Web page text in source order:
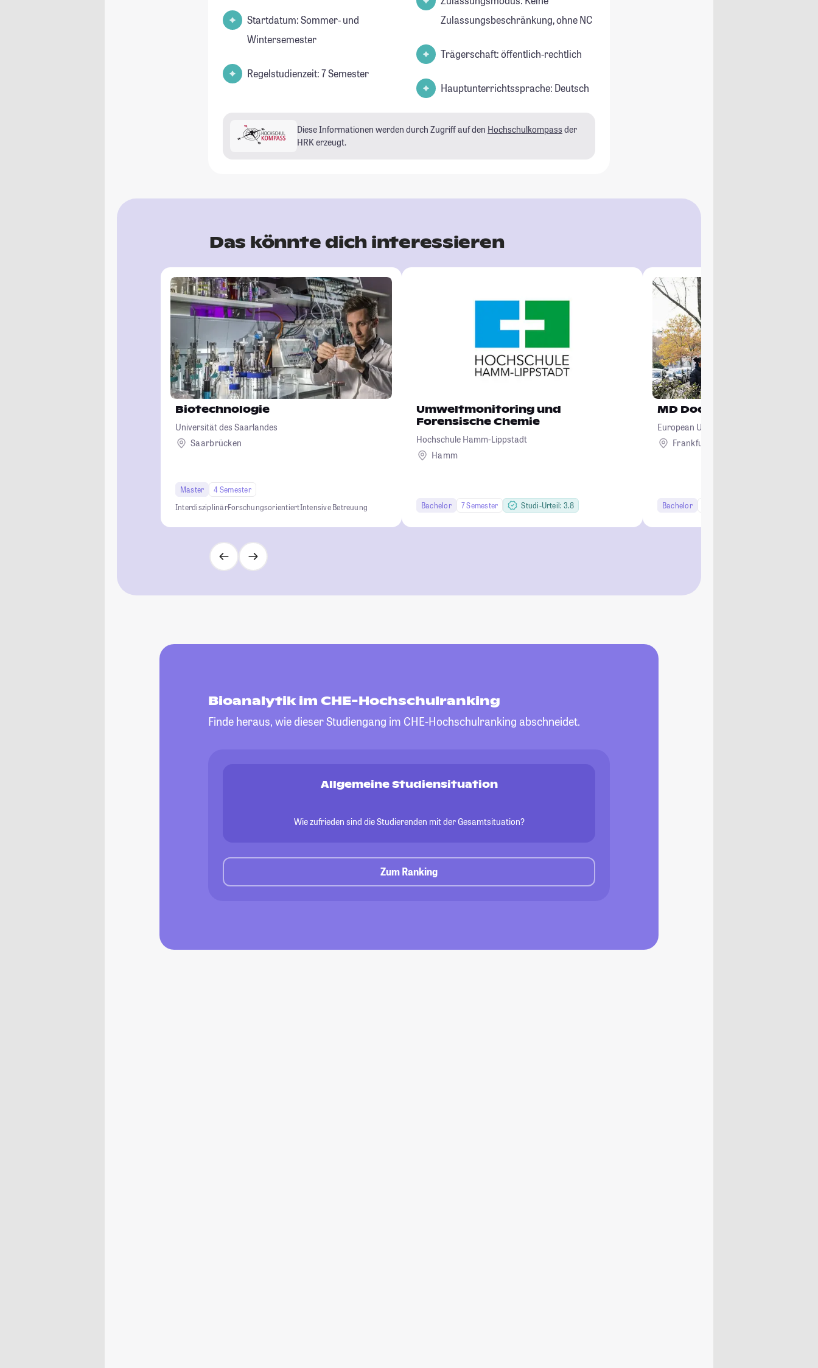
Startdatum: Sommer- und
Wintersemester
Regelstudienzeit: 7 Semester
Zulassungsbeschränkung, ohne NC
Trägerschaft: öffentlich-rechtlich
Hauptunterrichtssprache: Deutsch
Diese Informationen werden durch Zugriff auf den Hochschulkompass der
HRK erzeugt.
Das könnte dich interessieren
Biotechnologie
Universität des Saarlandes
Saarbrücken
Master
4 Semester
InterdisziplinärForschungsorientiertIntensive Betreuung
Umweltmonitoring und
Forensische Chemie
Hochschule Hamm-Lippstadt
Hamm
Bachelor 7 Semester Studi-Urteil: 3.8
MD Doctor of Medicine
European University Cyprus
Frankfurt am Main
Bachelor
Bioanalytik im CHE-Hochschulranking
Finde heraus, wie dieser Studiengang im CHE-Hochschulranking abschneidet.
Allgemeine Studiensituation
Wie zufrieden sind die Studierenden mit der Gesamtsituation?
Zum Ranking